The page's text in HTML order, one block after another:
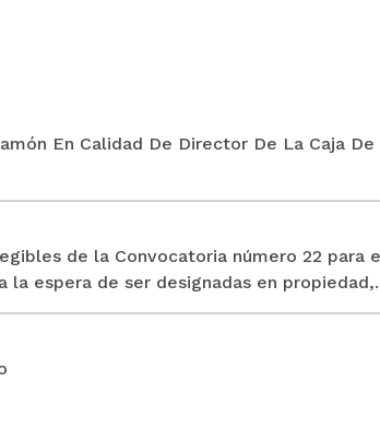
En Calidad De Director De La Caja De
de la Convocatoria número 22 para
espera de ser designadas en